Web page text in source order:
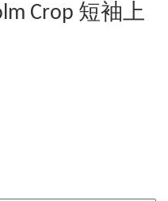
Crop 短袖上